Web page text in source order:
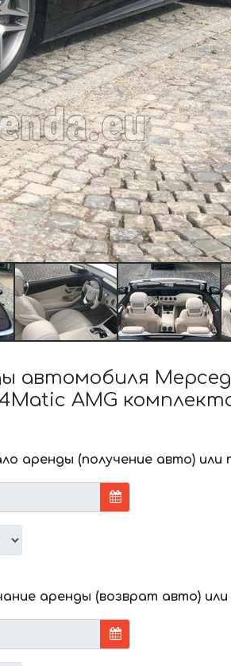
автомобиля
AMG
аренды (получение авто) или
аренды (возврат авто)